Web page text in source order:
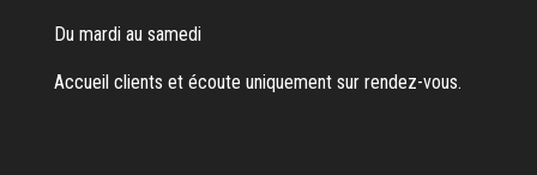
Du mardi au samedi
Accueil clients et écoute uniquement sur rendez-vous.